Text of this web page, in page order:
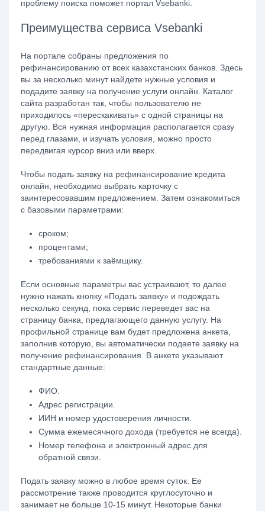
проблему поиска поможет портал Vsebanki.
Преимущества сервиса Vsebanki
На портале собраны предложения по
рефинансированию от всех казахстанских банков. Здесь
вы за несколько минут найдете нужные условия и
подадите заявку на получение услуги онлайн. Каталог
сайта разработан так, чтобы пользователю не
приходилось «перескакивать» с одной страницы на
другую. Вся нужная информация располагается сразу
перед глазами, и изучать условия, можно просто
передвигая курсор вниз или вверх.
Чтобы подать заявку на рефинансирование кредита
онлайн, необходимо выбрать карточку с
заинтересовавшим предложением. Затем ознакомиться
с базовыми параметрами:
сроком;
процентами;
требованиями к заёмщику.
Если основные параметры вас устраивают, то далее
нужно нажать кнопку «Подать заявку» и подождать
несколько секунд, пока сервис переведет вас на
страницу банка, предлагающего данную услугу. На
профильной странице вам будет предложена анкета,
заполнив которую, вы автоматически подаете заявку на
получение рефинансирования. В анкете указывают
стандартные данные:
ФИО.
Адрес регистрации.
ИИН и номер удостоверения личности.
Сумма ежемесячного дохода (требуется не всегда).
Номер телефона и электронный адрес для
обратной связи.
Подать заявку можно в любое время суток. Ее
рассмотрение также проводится круглосуточно и
занимает не больше 10-15 минут. Некоторые банки